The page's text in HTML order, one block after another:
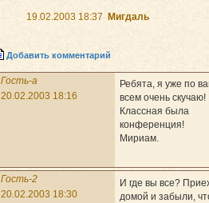
19.02.2003 18:37 Мигдаль
Добавить комментарий
Гость-a
20.02.2003 18:16
Ребята, я уже по
всем очень скучаю!
Классная была
конференция!
Мириам.
Гость-2
20.02.2003 18:30
И где вы все?
домой и забыли,